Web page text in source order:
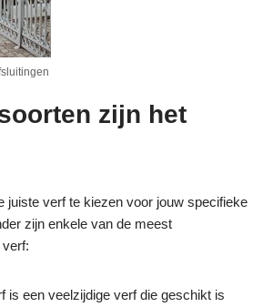
zijn het
juiste verf te kiezen voor jouw specifieke
zijn enkele van de meest
is een veelzijdige verf die geschikt is